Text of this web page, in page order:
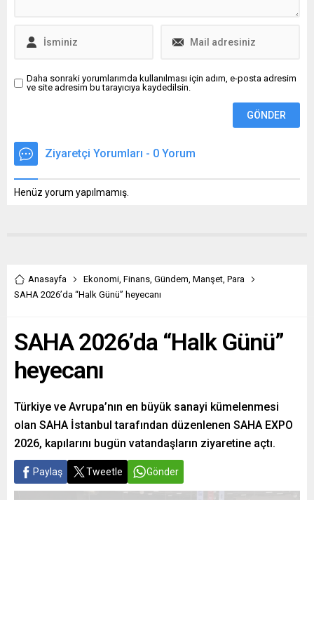
bölümler arası güçlü merak
Daha sonraki yorumlarımda kullanılması için adım, e-posta adresim
ve site adresim bu tarayıcıya kaydedilsin.
Ziyaretçi Yorumları - 0 Yorum
Henüz yorum yapılmamış.
Anasayfa Ekonomi, Finans, Gündem, Manşet, Para
SAHA 2026’da “Halk Günü” heyecanı
SAHA 2026’da “Halk Günü”
heyecanı
Türkiye ve Avrupa’nın en büyük sanayi kümelenmesi
olan SAHA İstanbul tarafından düzenlenen SAHA EXPO
2026, kapılarını bugün vatandaşların ziyaretine açtı.
Paylaş Tweetle Gönder